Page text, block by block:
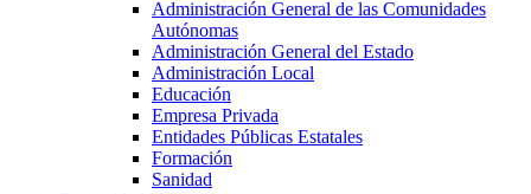
Administración General de las Comunidades
Autónomas
Administración General del Estado
Administración Local
Educación
Empresa Privada
Entidades Públicas Estatales
Formación
Sanidad